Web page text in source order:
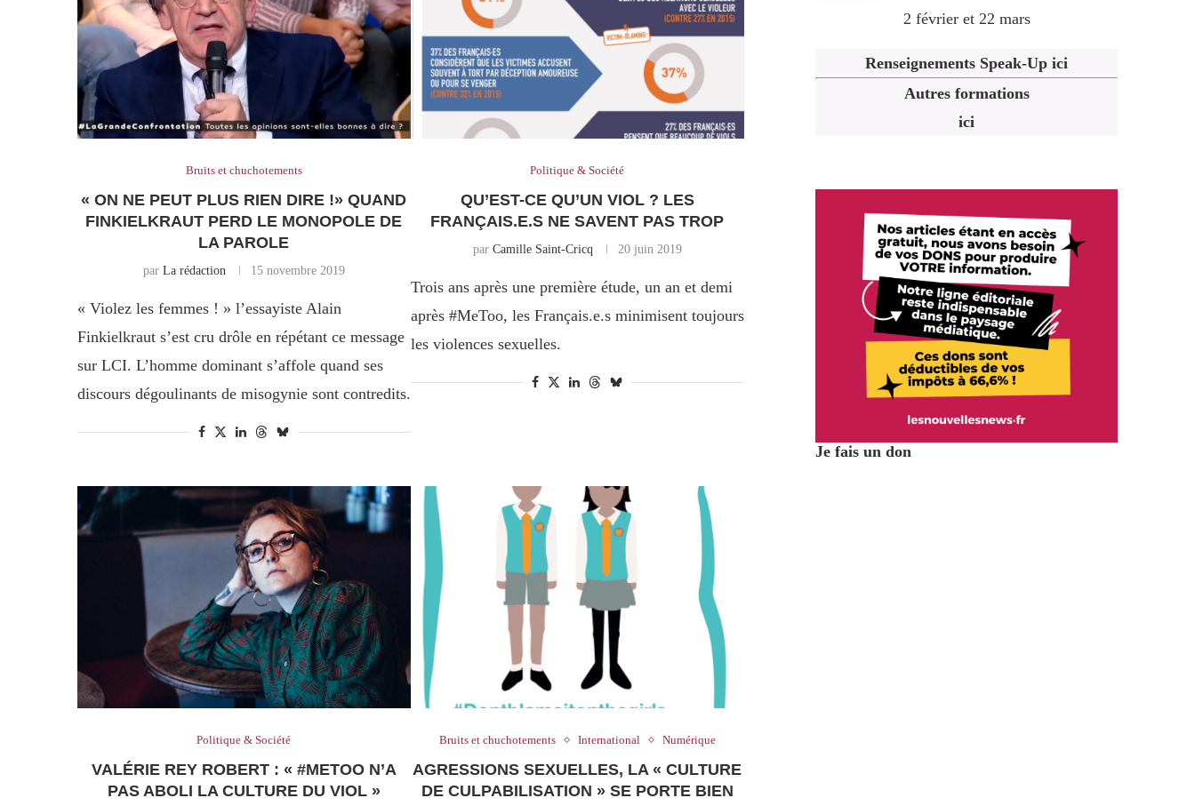
Bruits et chuchotements
« ON NE PEUT PLUS RIEN DIRE !» QUAND
FINKIELKRAUT PERD LE MONOPOLE DE
LA PAROLE
par La rédaction 15 novembre 2019
« Violez les femmes ! » l’essayiste Alain
Finkielkraut s’est cru drôle en répétant ce message
sur LCI. L’homme dominant s’affole quand ses
discours dégoulinants de misogynie sont contredits.
Politique & Société
QU’EST-CE QU’UN VIOL ? LES
FRANÇAIS.E.S NE SAVENT PAS TROP
par Camille Saint-Cricq 20 juin 2019
Trois ans après une première étude, un an et demi
après #MeToo, les Français.e.s minimisent toujours
les violences sexuelles.
Politique & Société
VALÉRIE REY ROBERT : « #METOO N’A
PAS ABOLI LA CULTURE DU VIOL »
Bruits et chuchotements International Numérique
AGRESSIONS SEXUELLES, LA « CULTURE
DE CULPABILISATION » SE PORTE BIEN
2 février et 22 mars
Renseignements Speak-Up ici
Autres formations
ici
Je fais un don